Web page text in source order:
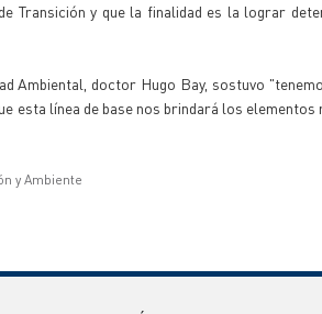
Transición y que la finalidad es la lograr
Ambiental, doctor Hugo Bay, sostuvo
esta línea de base nos brindará los
y Ambiente